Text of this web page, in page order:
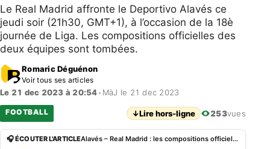
Le Real Madrid affronte le Deportivo Alavés ce
jeudi soir (21h30, GMT+1), à l’occasion de la 18è
journée de Liga. Les compositions officielles des
deux équipes sont tombées.
Romaric Déguénon
Voir tous ses articles
Le 21 dec 2023 à 20:54• MàJ le 21 dec 2023
FOOTBALL ↓Lire hors-ligne 253vues
🎧 ÉCOUTER L'ARTICLE Alavés – Real Madrid : les compositions officielles